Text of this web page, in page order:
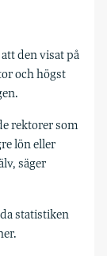
den visat på
och högst
rektorer som
lön eller
säger
statistiken